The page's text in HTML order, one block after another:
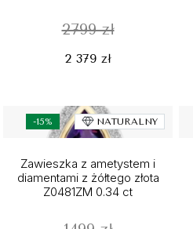
2799 zł
2 379 zł
-15% NATURALNY
Zawieszka z ametystem i
diamentami z żółtego złota
Z0481ZM 0.34 ct